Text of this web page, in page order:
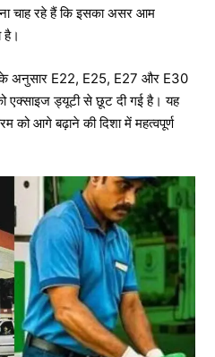
चाह रहे हैं कि इसका असर आम
है।
के अनुसार E22, E25, E27 और E30
एक्साइज ड्यूटी से छूट दी गई है। यह
को आगे बढ़ाने की दिशा में महत्वपूर्ण